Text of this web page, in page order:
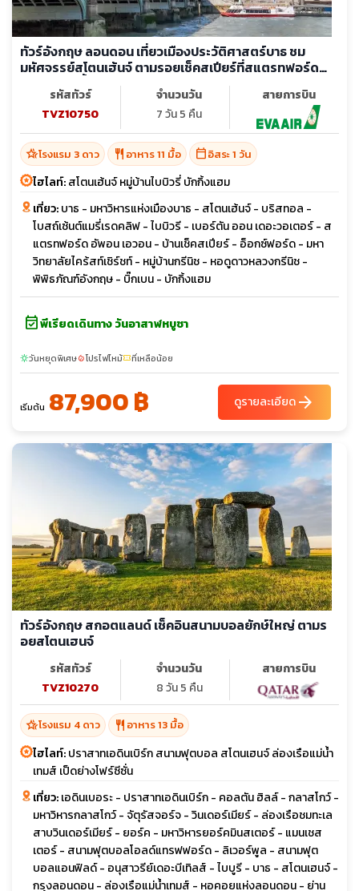
ทัวร์อังกฤษ ลอนดอน เที่ยวเมืองประวัติศาสตร์บาธ ชม
มหัศจรรย์สโตนเฮ้นจ์ ตามรอยเช็คสเปียร์ที่สแตรทฟอร์ด
ล่องเรือแม่น้ำเทมส์ (อิสระ 1 วัน)
รหัสทัวร์
TVZ10750
จำนวนวัน
7 วัน 5 คืน
สายการบิน
hotel_classโรงแรม 3 ดาว restaurant อาหาร 11 มื้อ calendar_todayอิสระ 1 วัน
ไฮไลท์:สโตนเฮ้นจ์ หมู่บ้านไบบิวรี่ บักกิ้งแฮม
เที่ยว:บาธ - มหาวิหารแห่งเมืองบาธ - สโตนเฮ้นจ์ - บริสทอล -
โบสถ์เซ้นต์แมรี่เรดคลิฟ - ไบบิวรี - เบอร์ตัน ออน เดอะวอเตอร์ - ส
แตรทฟอร์ด อัพอน เอวอน - บ้านเช็คสเปียร์ - อ็อกซ์ฟอร์ด - มหา
วิทยาลัยไคร้สท์เชิร์ชท์ - หมู่บ้านกรีนิช - หอดูดาวหลวงกรีนิช -
พิพิธภัณฑ์อังกฤษ - บิ๊กเบน - บักกิ้งแฮม
event_availableพีเรียดเดินทาง วันอาสาฬหบูชา
sunnyวันหยุดพิเศษlocal_fire_departmentโปรไฟไหม้confirmation_numberที่เหลือน้อย
เริ่มต้น 87,900 ฿ ดูรายละเอียดarrow_forward
ทัวร์อังกฤษ สกอตแลนด์ เช็คอินสนามบอลยักษ์ใหญ่ ตามร
อยสโตนเฮนจ์
รหัสทัวร์
TVZ10270
จำนวนวัน
8 วัน 5 คืน
สายการบิน
hotel_classโรงแรม 4 ดาว restaurant อาหาร 13 มื้อ
ไฮไลท์:ปราสาทเอดินเบิร์ก สนามฟุตบอล สโตนเฮนจ์ ล่องเรือแม่น้ำ
เทมส์ เป็ดย่างโฟร์ซีซั่น
เที่ยว:เอดินเบอระ - ปราสาทเอดินเบิร์ก - คอลตัน ฮิลล์ - กลาสโกว์ -
มหาวิหารกลาสโกว์ - จัตุรัสจอร์จ - วินเดอร์เมียร์ - ล่องเรือชมทะเล
สาบวินเดอร์เมียร์ - ยอร์ค - มหาวิหารยอร์คมินสเตอร์ - แมนเชส
เตอร์ - สนามฟุตบอลโอลด์แทรฟฟอร์ด - ลิเวอร์พูล - สนามฟุต
บอลแอนฟิลด์ - อนุสาวรีย์เดอะบีเทิลส์ - ไบบูรี - บาธ - สโตนเฮนจ์ -
กรุงลอนดอน - ล่องเรือแม่น้ำเทมส์ - หอคอยแห่งลอนดอน - ย่าน